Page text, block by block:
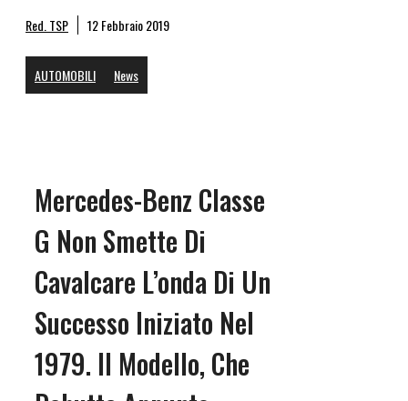
Red. TSP 12 Febbraio 2019
AUTOMOBILI News
Mercedes-Benz Classe
G Non Smette Di
Cavalcare L’onda Di Un
Successo Iniziato Nel
1979. Il Modello, Che